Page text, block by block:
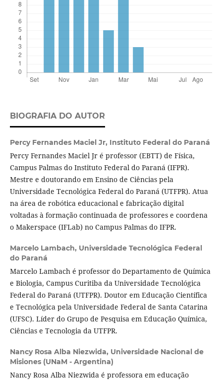
BIOGRAFIA DO AUTOR
Percy Fernandes Maciel Jr, Instituto Federal do Paraná
Percy Fernandes Maciel Jr é professor (EBTT) de Física,
Campus Palmas do Instituto Federal do Paraná (IFPR).
Mestre e doutorando em Ensino de Ciências pela
Universidade Tecnológica Federal do Paraná (UTFPR). Atua
na área de robótica educacional e fabricação digital
voltadas à formação continuada de professores e coordena
o Makerspace (IFLab) no Campus Palmas do IFPR.
Marcelo Lambach, Universidade Tecnológica Federal
do Paraná
Marcelo Lambach é professor do Departamento de Química
e Biologia, Campus Curitiba da Universidade Tecnológica
Federal do Paraná (UTFPR). Doutor em Educação Científica
e Tecnológica pela Universidade Federal de Santa Catarina
(UFSC). Líder do Grupo de Pesquisa em Educação Química,
Ciências e Tecnologia da UTFPR.
Nancy Rosa Alba Niezwida, Universidade Nacional de
Misiones (UNaM - Argentina)
Nancy Rosa Alba Niezwida é professora em educação